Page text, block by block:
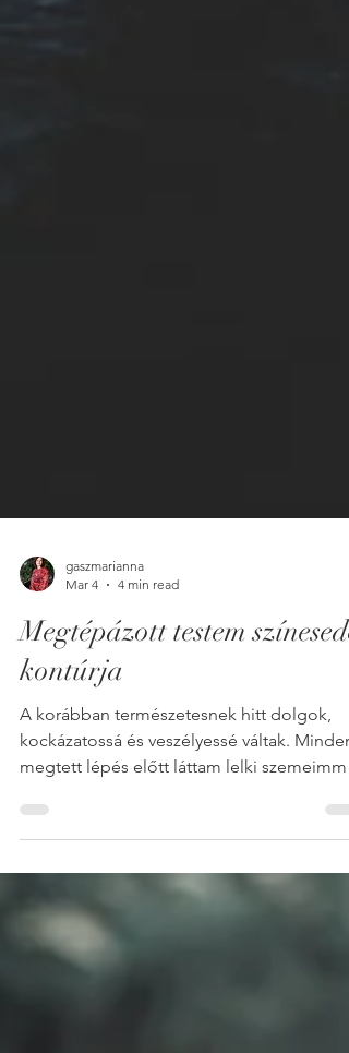
Mar 4
4 min read
Megtépázott testem színesedő
kontúrja
A korábban természetesnek hitt dolgok,
kockázatossá és veszélyessé váltak. Minden
megtett lépés előtt láttam lelki
előtt feladtam. Testem megfeszült, állandó
készenlétben állt.